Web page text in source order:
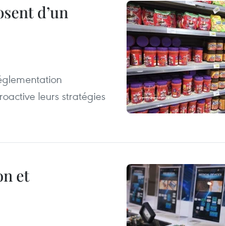
d’un
leurs stratégies
et